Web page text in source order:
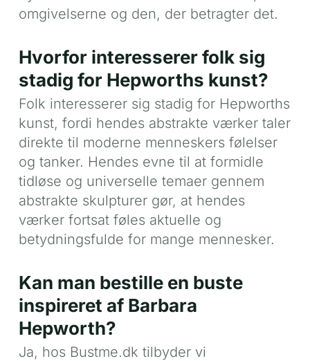
omgivelserne og den, der betragter det.
Hvorfor interesserer folk sig
stadig for Hepworths kunst?
Folk interesserer sig stadig for Hepworths
kunst, fordi hendes abstrakte værker taler
direkte til moderne menneskers følelser
og tanker. Hendes evne til at formidle
tidløse og universelle temaer gennem
abstrakte skulpturer gør, at hendes
værker fortsat føles aktuelle og
betydningsfulde for mange mennesker.
Kan man bestille en buste
inspireret af Barbara
Hepworth?
Ja, hos Bustme.dk tilbyder vi